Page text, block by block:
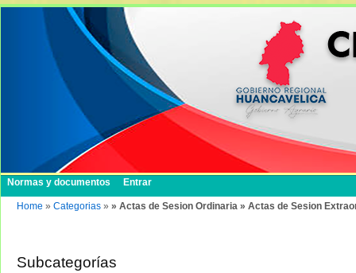
Normas y documentos Entrar
Home » Categorias » » Actas de Sesion Ordinaria » Actas de Sesion
Subcategorías